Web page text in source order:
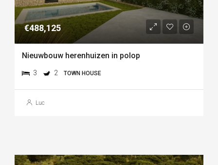
€488,125
Nieuwbouw herenhuizen in polop
3 2 TOWN HOUSE
Luc